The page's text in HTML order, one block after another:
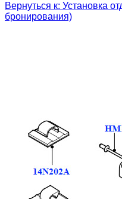
Вернуться к: Установка
бронирования)